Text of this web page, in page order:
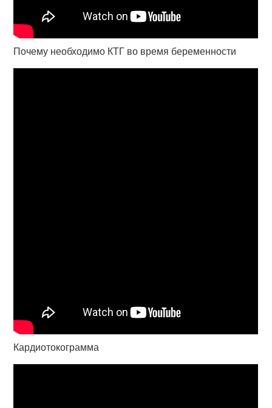
Почему необходимо КТГ во время беременности
Кардиотокограмма